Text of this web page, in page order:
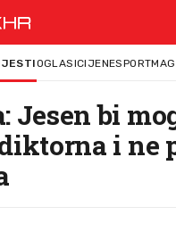
OGLASICIJENESPORT
Jesen bi
i ne